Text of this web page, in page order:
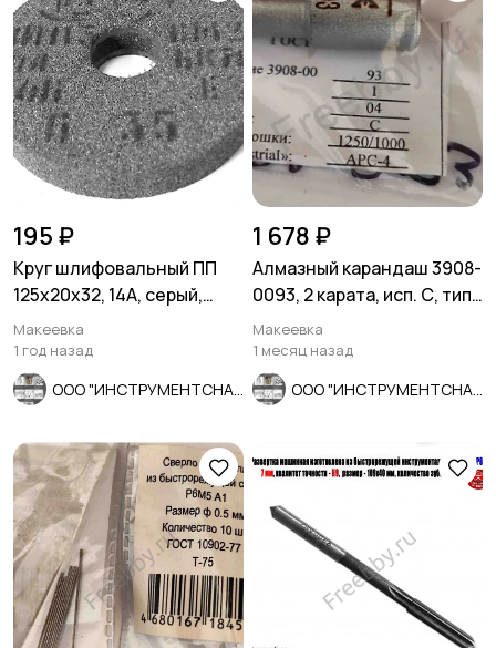
195 ₽
Круг шлифовальный ПП
125х20х32, 14А, серый,
сред зерно, ГОСТ 2424-
83.
Макеевка
1 год назад
1 678 ₽
Алмазный карандаш 3908-
0093, 2 карата, исп. С, тип
04, зерн 1250/1000.
Макеевка
1 месяц назад